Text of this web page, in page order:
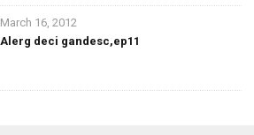
March 16, 2012
Alerg deci gandesc,ep11